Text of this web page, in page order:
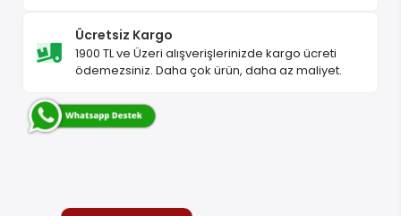
Ücretsiz Kargo
1900 TL ve Üzeri alışverişlerinizde kargo ücreti
ödemezsiniz. Daha çok ürün, daha az maliyet.